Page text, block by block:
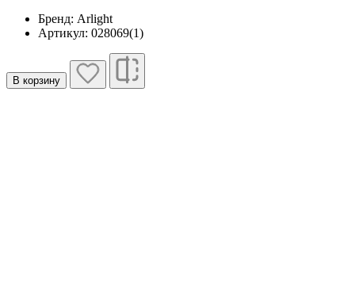
Бренд: Arlight
Артикул: 028069(1)
В корзину